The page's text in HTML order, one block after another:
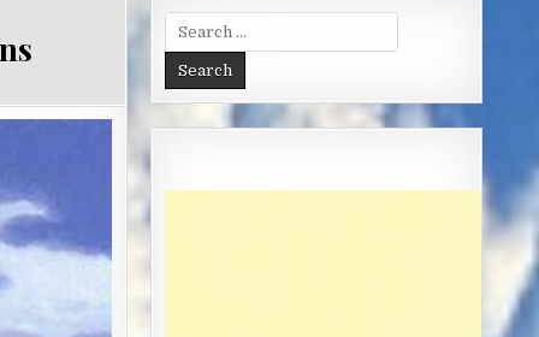
Search
for: